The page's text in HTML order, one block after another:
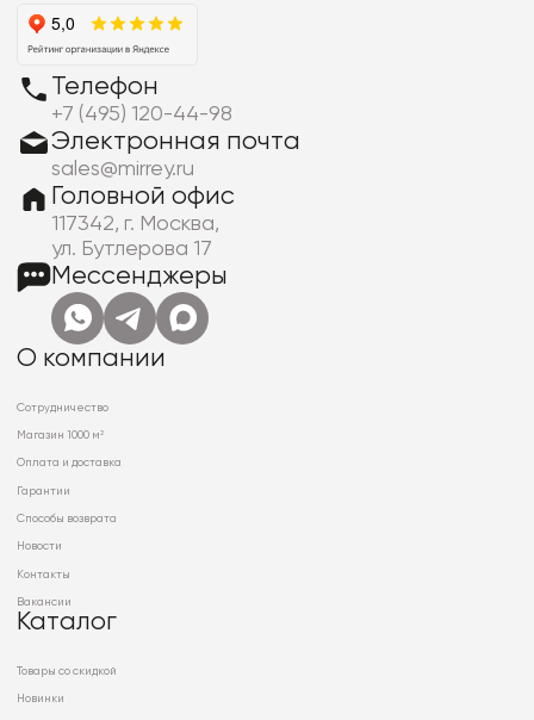
Телефон
+7 (495) 120-44-98
Электронная почта
sales@mirrey.ru
Головной офис
117342, г. Москва,
ул. Бутлерова 17
Мессенджеры
О компании
Сотрудничество
Магазин 1000 м²
Оплата и доставка
Гарантии
Способы возврата
Новости
Контакты
Вакансии
Каталог
Товары со скидкой
Новинки